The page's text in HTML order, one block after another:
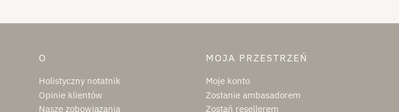
O
Holistyczny notatnik
Opinie klientów
Nasze zobowiązania
MOJA PRZESTRZEŃ
Moje konto
Zostanie ambasadorem
Zostań resellerem